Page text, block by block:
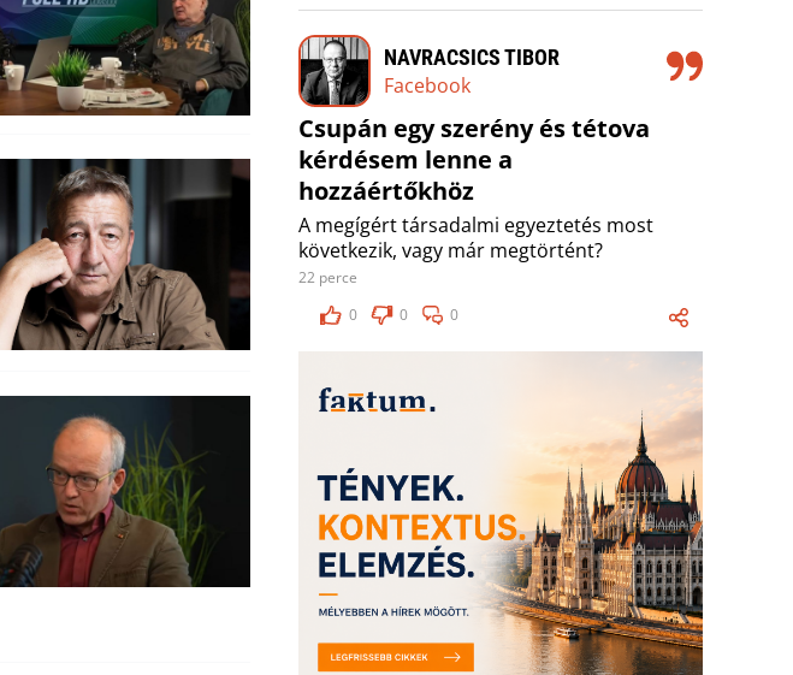
NAVRACSICS TIBOR
Facebook
Csupán egy szerény és tétova
kérdésem lenne a
hozzáértőkhöz
A megígért társadalmi egyeztetés most
következik, vagy már megtörtént?
22 perce
0
0 0